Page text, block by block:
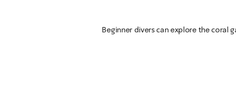
Beginner divers can explore the coral